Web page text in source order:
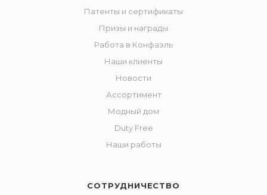
Патенты и сертификаты
Призы и награды
Работа в Конфаэль
Наши клиенты
Новости
Ассортимент
Модный дом
Duty Free
Наши работы
СОТРУДНИЧЕСТВО